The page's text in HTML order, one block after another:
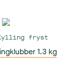
fryst
1.3 kg